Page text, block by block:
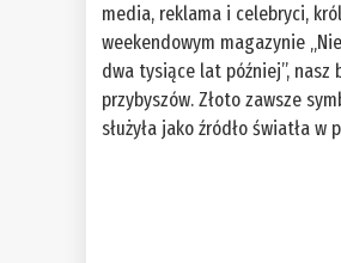
media, reklama i celebryci,
weekendowym magazynie
dwa tysiące lat później”, nasz
przybyszów. Złoto zawsze
służyła jako źródło światła